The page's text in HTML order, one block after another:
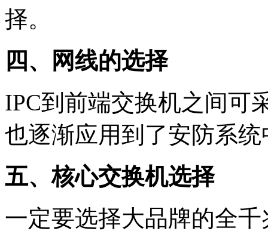
择。
四、网线的选择
IPC到前端交换机之间可
也逐渐应用到了安防系统
五、核心交换机选择
一定要选择大品牌的全